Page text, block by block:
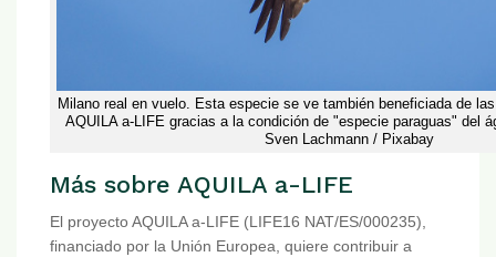
Milano real en vuelo. Esta especie se ve también beneficiada de
AQUILA a-LIFE gracias a la condición de "especie paraguas" del
Sven Lachmann / Pixabay
Más sobre AQUILA a-LIFE
El proyecto AQUILA a-LIFE (LIFE16 NAT/ES/000235),
financiado por la Unión Europea, quiere contribuir a